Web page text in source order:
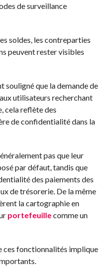
de surveillance
soldes, les contreparties
peuvent rester visibles
souligné que la demande de
utilisateurs recherchant
cela reflète des
de confidentialité dans la
pas que leur
par défaut, tandis que
des paiements des
de trésorerie. De la même
la cartographie en
portefeuillecomme un
ces fonctionnalités implique